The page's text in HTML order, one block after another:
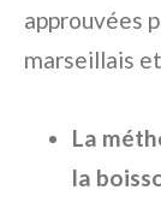
approuvées
marseillais
La
la